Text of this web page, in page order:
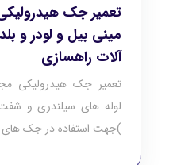
تعمیر جک
مینی بیل و لودر و
آلات راهسازی
تعمیر جک هیدرولیکی
لوله های سیلندری و
)جهت استفاده در جک های